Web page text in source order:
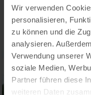
Wir verwenden
personalisieren,
zu können und die
analysieren.
Verwendung unserer
soziale Medien,
Partner führen diese
weiteren Daten